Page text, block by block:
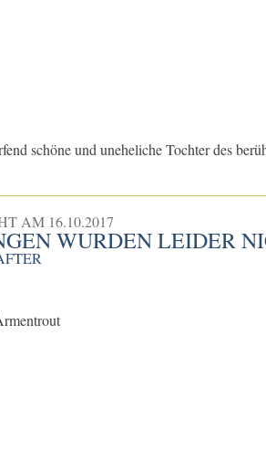
schöne und uneheliche Tochter des
AM 16.10.2017
WURDEN LEIDER